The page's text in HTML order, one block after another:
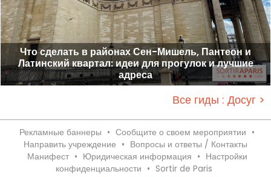
Что сделать в районах Сен-Мишель, Пантеон и
Латинский квартал: идеи для прогулок и лучшие
адреса
Все гиды : Досуг >
Рекламные баннеры • Сообщите о своем мероприятии •
Направить учреждение • Вопросы и ответы / Контакты
Манифест • Юридическая информация • Настройки
конфиденциальности • Sortir de Paris